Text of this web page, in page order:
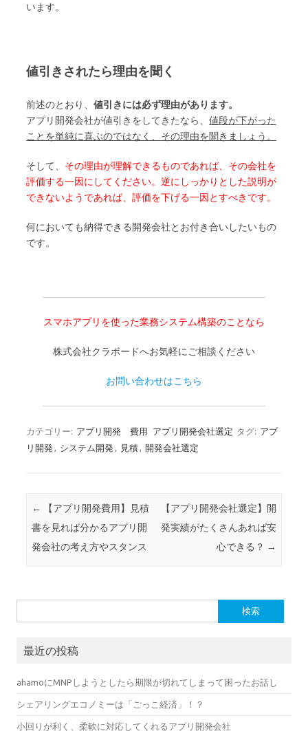
います。
値引きされたら理由を聞く
前述のとおり、 値引きには必ず理由があります。
アプリ開発会社が値引きをしてきたなら、 値段が下がった
ことを単純に喜ぶのではなく、その理由を聞きましょう。
そして、 その理由が理解できるものであれば、その会社を
評価する一因にしてください。逆にしっかりとした説明が
できないようであれば、評価を下げる一因とすべきです。
何においても納得できる開発会社とお付き合いしたいもの
です。
スマホアプリを使った業務システム構築のことなら
株式会社クラボードへお気軽にご相談ください
お問い合わせはこちら
カテゴリー: アプリ開発 費用 アプリ開発会社選定 タグ: アプ
リ開発
システム開発 見積 開発会社選定
投稿ナビゲーション
←
【アプリ開発費用】見積
書を見れば分かるアプリ開
発会社の考え方やスタンス
【アプリ開発会社選定】開
発実績がたくさんあれば安
心できる？ →
最近の投稿
ahamoにMNPしようとしたら期限が切れてしまって困ったお話し
シェアリングエコノミーは「ごっこ経済」！？
小回りが利く、柔軟に対応してくれるアプリ開発会社